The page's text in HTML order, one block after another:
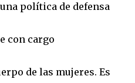
política de defensa
con cargo
de las mujeres. Es